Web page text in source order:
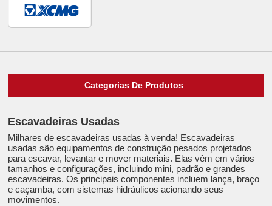
Categorias De Produtos
Escavadeiras Usadas
Milhares de escavadeiras usadas à venda! Escavadeiras
usadas são equipamentos de construção pesados projetados
para escavar, levantar e mover materiais. Elas vêm em vários
tamanhos e configurações, incluindo mini, padrão e grandes
escavadeiras. Os principais componentes incluem lança, braço
e caçamba, com sistemas hidráulicos acionando seus
movimentos.